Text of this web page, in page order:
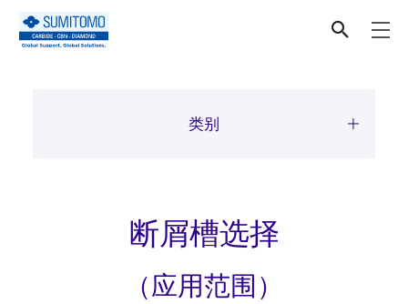
产品
类别
断屑槽选择
（应用范围）